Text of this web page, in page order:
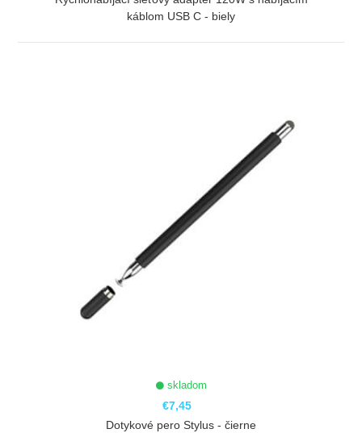
káblom USB C - biely
skladom
€7,45
Dotykové pero Stylus - čierne